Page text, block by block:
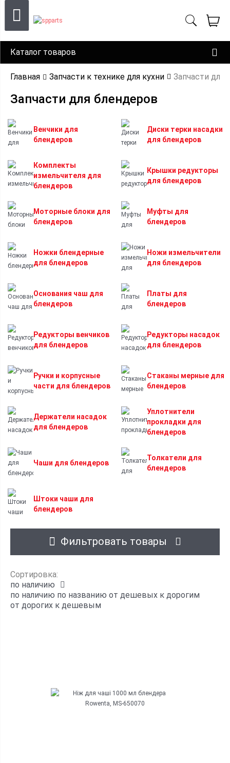
Каталог товаров
Главная Запчасти к технике для кухни Запчасти для
Запчасти для блендеров
Венчики для
блендеров
Диски терки насадки
для блендеров
Комплекты
измельчителя для
блендеров
Крышки редукторы
для блендеров
Моторные блоки для
блендеров
Муфты для
блендеров
Ножки блендерные
для блендеров
Ножи измельчители
для блендеров
Основания чаш для
блендеров
Платы для
блендеров
Редукторы венчиков
для блендеров
Редукторы насадок
для блендеров
Ручки и корпусные
части для блендеров
Стаканы мерные для
блендеров
Держатели насадок
для блендеров
Уплотнители
прокладки для
блендеров
Чаши для блендеров
Толкатели для
блендеров
Штоки чаши для
блендеров
Фильтровать товары
Сортировка:
по наличию
по наличию по названию от дешевых к дорогим
от дорогих к дешевым